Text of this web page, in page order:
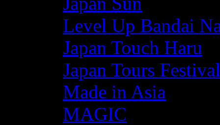
Level Up Bandai
Japan Touch Haru
Japan Tours Festival
Made in Asia
MAGIC